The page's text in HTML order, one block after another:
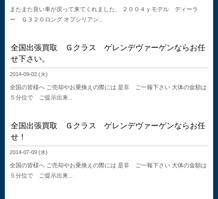
またまた良い車が戻って来てくれました、 ２００４ｙモデル ディーラ
ー Ｇ３２０ロング オプシリアン...
全国出張買取 Ｇクラス ゲレンデヴァーゲンならお任
せ下さい。
2014-09-02 (火)
全国の皆様へ ご売却やお乗換えの際には 是非 ご一報下さい 大体の金額は
５分位で ご提示出来...
全国出張買取 Ｇクラス ゲレンデヴァーゲンならお任
せ！
2014-07-09 (水)
全国の皆様へ ご売却やお乗換えの際には 是非 ご一報下さい 大体の金額は
５分位で ご提示出来...